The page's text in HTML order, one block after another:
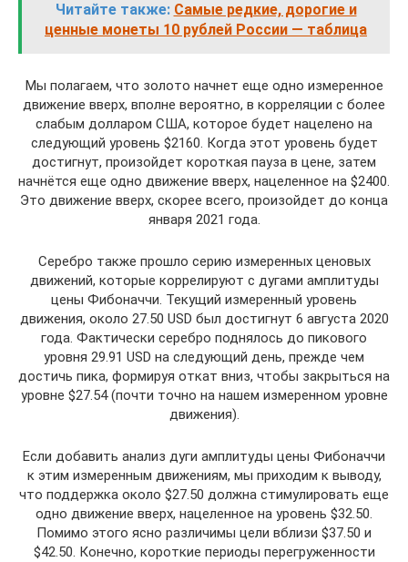
Читайте также: Самые редкие, дорогие и
ценные монеты 10 рублей России — таблица
Мы полагаем, что золото начнет еще одно измеренное
движение вверх, вполне вероятно, в корреляции с более
слабым долларом США, которое будет нацелено на
следующий уровень $2160. Когда этот уровень будет
достигнут, произойдет короткая пауза в цене, затем
начнётся еще одно движение вверх, нацеленное на $2400.
Это движение вверх, скорее всего, произойдет до конца
января 2021 года.
Серебро также прошло серию измеренных ценовых
движений, которые коррелируют с дугами амплитуды
цены Фибоначчи. Текущий измеренный уровень
движения, около 27.50 USD был достигнут 6 августа 2020
года. Фактически серебро поднялось до пикового
уровня 29.91 USD на следующий день, прежде чем
достичь пика, формируя откат вниз, чтобы закрыться на
уровне $27.54 (почти точно на нашем измеренном уровне
движения).
Если добавить анализ дуги амплитуды цены Фибоначчи
к этим измеренным движениям, мы приходим к выводу,
что поддержка около $27.50 должна стимулировать еще
одно движение вверх, нацеленное на уровень $32.50.
Помимо этого ясно различимы цели вблизи $37.50 и
$42.50. Конечно, короткие периоды перегруженности